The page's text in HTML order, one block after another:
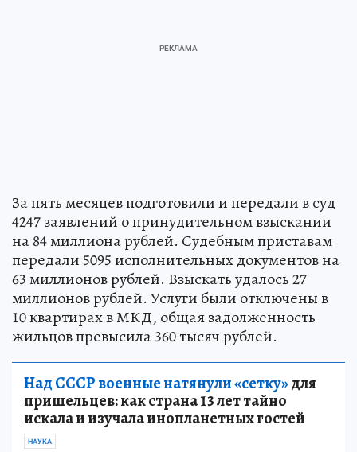
За пять месяцев подготовили и передали в суд
4247 заявлений о принудительном взыскании
на 84 миллиона рублей. Судебным приставам
передали 5095 исполнительных документов на
63 миллионов рублей. Взыскать удалось 27
миллионов рублей. Услуги были отключены в
10 квартирах в МКД, общая задолженность
жильцов превысила 360 тысяч рублей.
Над СССР военные натянули «сетку»для
пришельцев: как страна 13 лет тайно
искала и изучала инопланетных гостей
НАУКА